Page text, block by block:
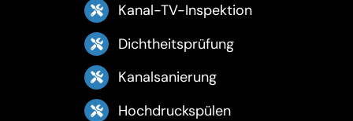
Kanal-TV-Inspektion
Dichtheitsprüfung
Kanalsanierung
Hochdruckspülen